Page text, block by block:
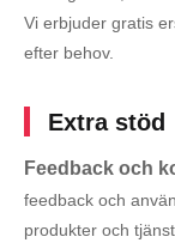
Vi erbjuder gratis
efter behov.
Extra stöd
Feedback och
feedback och
produkter och